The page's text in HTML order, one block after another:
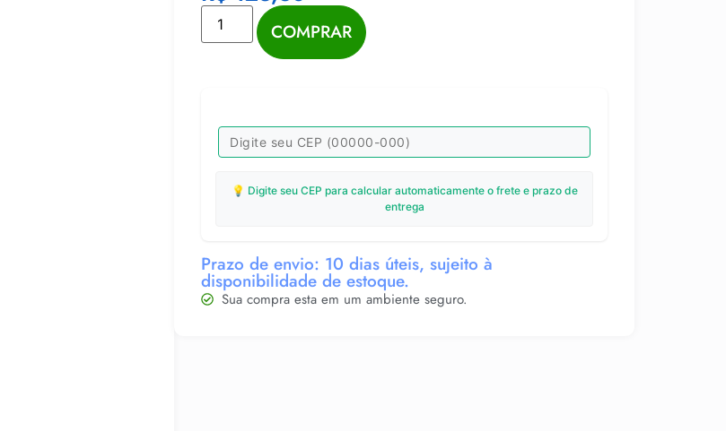
COMPRAR
💡 Digite seu CEP para calcular automaticamente o frete e prazo de
entrega
Prazo de envio: 10 dias úteis, sujeito à
disponibilidade de estoque.
Sua compra esta em um ambiente seguro.